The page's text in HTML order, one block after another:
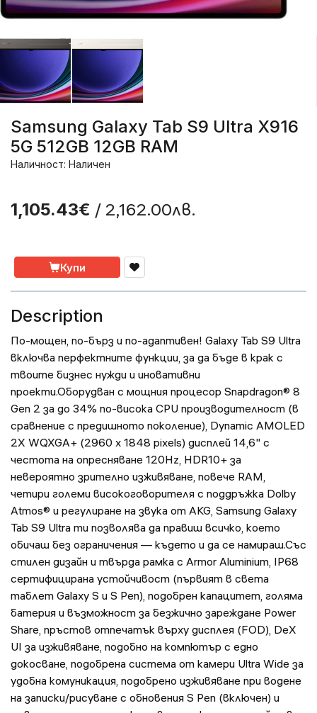
Samsung Galaxy Tab S9 Ultra X916
5G 512GB 12GB RAM
Наличност: Наличен
1,105.43€ / 2,162.00лв.
Купи
Description
По-мощен, по-бърз и по-адаптивен! Galaxy Tab S9 Ultra
включва перфектните функции, за да бъде в крак с
твоите бизнес нужди и иновативни
проекти.Оборудван с мощния процесор Snapdragon® 8
Gen 2 за до 34% по-висока CPU производителност (в
сравнение с предишното поколение), Dynamic AMOLED
2X WQXGA+ (2960 x 1848 pixels) дисплей 14,6" с
честота на опресняване 120Hz, HDR10+ за
невероятно зрително изживяване, повече RAM,
четири големи високоговорителя с поддръжка Dolby
Atmos® и регулиране на звука от AKG, Samsung Galaxy
Tab S9 Ultra ти позволява да правиш всичко, което
обичаш без ограничения — където и да се намираш.Със
стилен дизайн и твърда рамка с Armor Aluminium, IP68
сертифицирана устойчивост (първият в света
таблет Galaxy S и S Pen), подобрен капацитет, голяма
батерия и възможност за безжично зареждане Power
Share, пръстов отпечатък върху дисплея (FOD), DeX
UI за изживяване, подобно на компютър с едно
докосване, подобрена система от камери Ultra Wide за
удобна комуникация, подобрено изживяване при водене
на записки/рисуване с обновения S Pen (включен) и